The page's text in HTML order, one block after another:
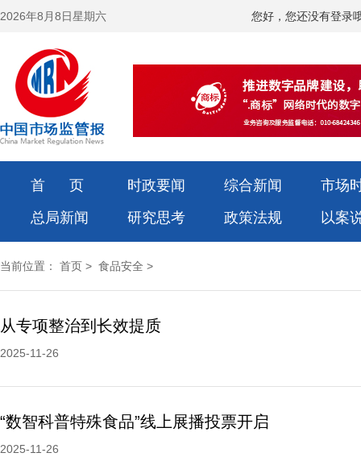
2026年8月8日星期六 您好，您还没有登录
首 页 时政要闻 综合新闻
市场
总局新闻
研究思考 政策法规 以案
当前位置： 首页 > 食品安全 >
从专项整治到长效提质
2025-11-26
“数智科普特殊食品”线上展播投票开启
2025-11-26